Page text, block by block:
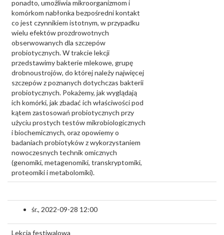
ponadto, umożliwia mikroorganizmom i
komórkom nabłonka bezpośredni kontakt
co jest czynnikiem istotnym, w przypadku
wielu efektów prozdrowotnych
obserwowanych dla szczepów
probiotycznych. W trakcie lekcji
przedstawimy bakterie mlekowe, grupę
drobnoustrojów, do której należy najwięcej
szczepów z poznanych dotychczas bakterii
probiotycznych. Pokażemy, jak wyglądają
ich komórki, jak zbadać ich właściwości pod
kątem zastosowań probiotycznych przy
użyciu prostych testów mikrobiologicznych
i biochemicznych, oraz opowiemy o
badaniach probiotyków z wykorzystaniem
nowoczesnych technik omicznych
(genomiki, metagenomiki, transkryptomiki,
proteomiki i metabolomiki).
śr., 2022-09-28 12:00
Lekcja festiwalowa